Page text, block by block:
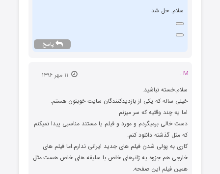
سلام. حل شد
پاسخ
M :
سلام.خسته نباشید.
خیلی ساله که یکی از بازدیدکنندگان سایت خوبتون هستم.
اما یه چند وقتیه که سر میزنم
دست خالی برمیگردم و مورد و فیلم یا مستند مناسبی پیدا نمیکنم
که مثل گذشته دانلود کنم.
کاری به پولی شدن فیلم های جدید ایرانی ندارم.اما فیلم های
خارجی هم جزوه یه ژانرهای خاص با سلیقه های خاص هست.مثل
همین فیلم این صفحه.